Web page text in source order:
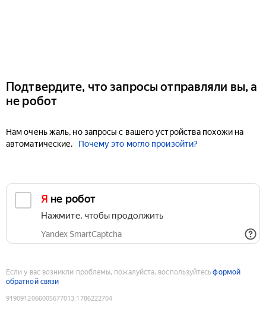
Подтвердите, что запросы отправляли вы, а
не робот
Нам очень жаль, но запросы с вашего устройства похожи на
автоматические.
Почему это могло произойти?
Я не робот
Нажмите, чтобы продолжить
Yandex SmartCaptcha
Если у вас возникли проблемы, пожалуйста, воспользуйтесьформой
обратной связи
9190912066005677013:1786222704